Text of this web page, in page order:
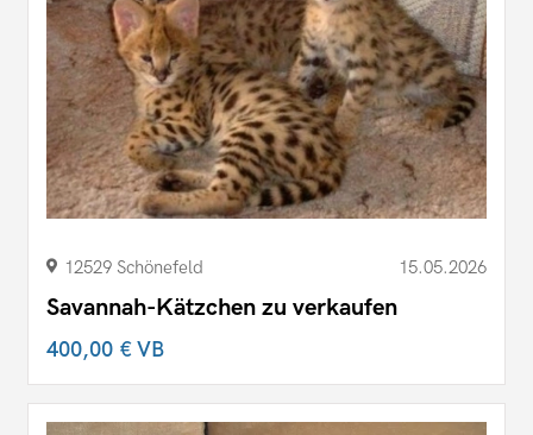
12529 Schönefeld 15.05.2026
Savannah-Kätzchen zu verkaufen
400,00 €VB